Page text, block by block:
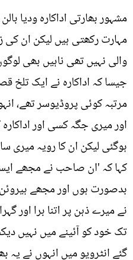
مشہور بھارتی اداکارہ ودیا
مہارت رکھتی ہیں لیکن ان
والی نہیں تھی ناہیں بھی
جیسا کہ اداکارہ نے ایک تلخ
مرتبہ کوئی پروڈیوسر تھے،
اور میری جگہ کسی اور
ہوگئی لیکن ان کا رویہ میری
کہا کہ 'ان صاحب نے مجھے
بدصورت ہوں اور مجھے
تک خود کو آئینے میں نہیں
گئے انٹرویو میں انہوں نے یہ